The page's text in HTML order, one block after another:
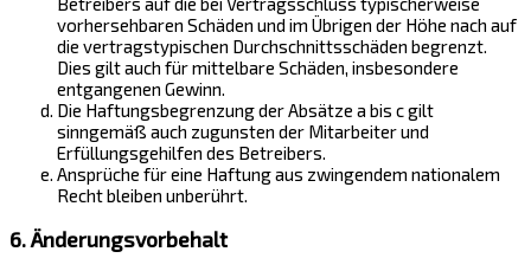
vorhersehbaren Schäden und im Übrigen der Höhe nach auf
die vertragstypischen Durchschnittsschäden begrenzt.
Dies gilt auch für mittelbare Schäden, insbesondere
entgangenen Gewinn.
Die Haftungsbegrenzung der Absätze a bis c gilt
sinngemäß auch zugunsten der Mitarbeiter und
Erfüllungsgehilfen des Betreibers.
Ansprüche für eine Haftung aus zwingendem nationalem
Recht bleiben unberührt.
6. Änderungsvorbehalt